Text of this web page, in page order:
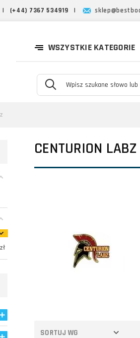
| (+44) 7367 534919 |
WSZYSTKIE KATEGORIE
zł
CENTURION LABZ
SORTUJ WG